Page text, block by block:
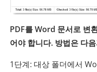
PDF를 Word 문서로 변
어야 합니다. 방법은 다
1단계: 대상 폴더에서